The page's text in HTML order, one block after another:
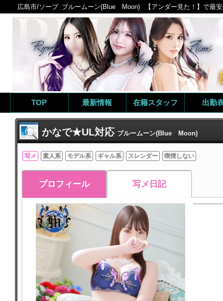
広島市/ソープ ブルームーン(Blue Moon) 【アンダー見た！】で最
TOP 最新情報 在籍スタッフ 出勤
かなで★UL対応 ブルームーン(Blue Moon)
写メ 素人系 モデル系 ギャル系 スレンダー 喫煙しない
プロフィール 写メ日記